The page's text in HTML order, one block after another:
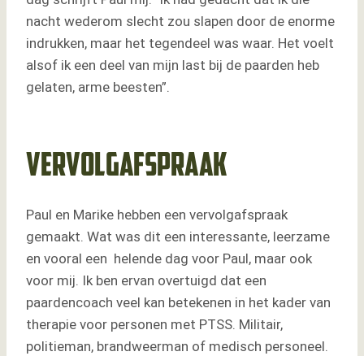
nacht wederom slecht zou slapen door de enorme
indrukken, maar het tegendeel was waar. Het voelt
alsof ik een deel van mijn last bij de paarden heb
gelaten, arme beesten”.
Vervolgafspraak
Paul en Marike hebben een vervolgafspraak
gemaakt. Wat was dit een interessante, leerzame
en vooral een helende dag voor Paul, maar ook
voor mij. Ik ben ervan overtuigd dat een
paardencoach veel kan betekenen in het kader van
therapie voor personen met PTSS. Militair,
politieman, brandweerman of medisch personeel.